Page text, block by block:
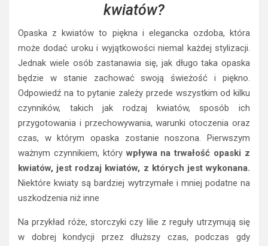
kwiatów?
Opaska z kwiatów to piękna i elegancka ozdoba, która
może dodać uroku i wyjątkowości niemal każdej stylizacji.
Jednak wiele osób zastanawia się, jak długo taka opaska
będzie w stanie zachować swoją świeżość i piękno.
Odpowiedź na to pytanie zależy przede wszystkim od kilku
czynników, takich jak rodzaj kwiatów, sposób ich
przygotowania i przechowywania, warunki otoczenia oraz
czas, w którym opaska zostanie noszona. Pierwszym
ważnym czynnikiem, którywpływa na trwałość opaski z
kwiatów, jest rodzaj kwiatów, z których jest wykonana.
Niektóre kwiaty są bardziej wytrzymałe i mniej podatne na
uszkodzenia niż inne
Na przykład róże, storczyki czy lilie z reguły utrzymują się
w dobrej kondycji przez dłuższy czas, podczas gdy